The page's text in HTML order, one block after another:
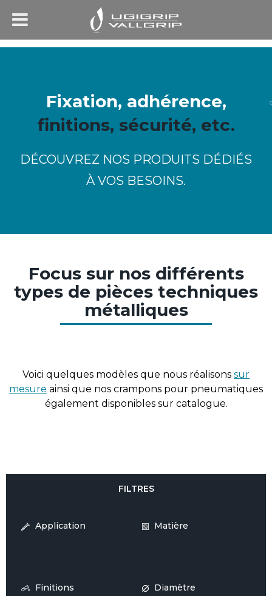
Fixation, adhérence,
finitions, sécurité, etc.
DÉCOUVREZ NOS PRODUITS DÉDIÉS
À VOS BESOINS.
Focus sur nos différents
types de pièces techniques
métalliques
Voici quelques modèles que nous réalisons sur
mesure ainsi que nos crampons pour pneumatiques
également disponibles sur catalogue.
FILTRES
Application Matière
Finitions Diamètre